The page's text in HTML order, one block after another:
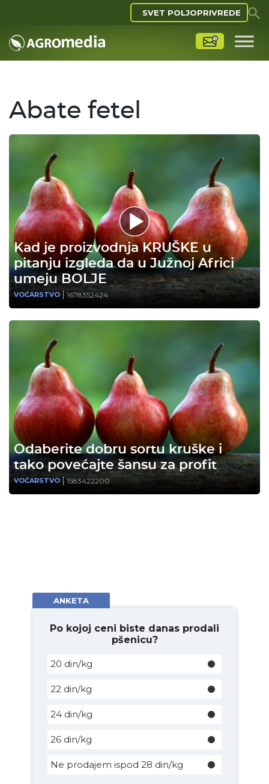
SVET POLJOPRIVREDE
Abate fetel
Kad je proizvodnja KRUŠKE u
pitanju izgleda da u Južnoj Africi
umeju BOLJE
VOĆARSTVO 1678352424
Odaberite dobru sortu kruške i
tako povećajte šansu za profit
VOĆARSTVO 1583422200
ANKETA
Po kojoj ceni biste danas prodali
pšenicu?
20 din/kg
22 din/kg
24 din/kg
26 din/kg
Ne prodajem ispod 28 din/kg